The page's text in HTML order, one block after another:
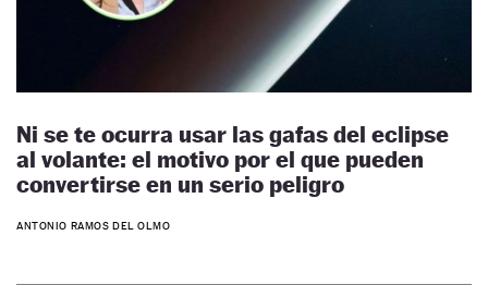
Ni se te ocurra usar las gafas del eclipse
al volante: el motivo por el que pueden
convertirse en un serio peligro
ANTONIO RAMOS DEL OLMO